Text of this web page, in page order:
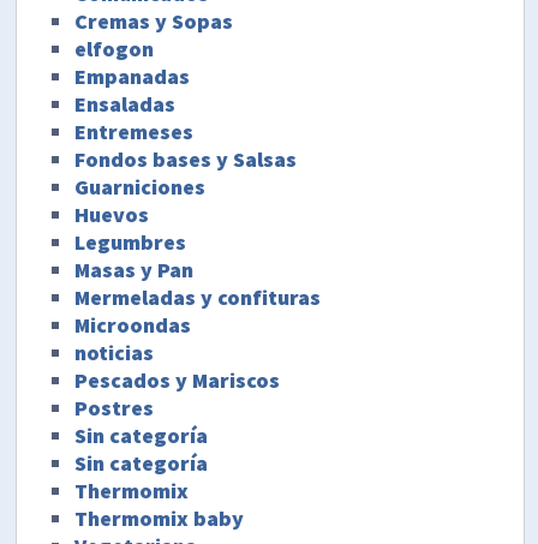
Cremas y Sopas
elfogon
Empanadas
Ensaladas
Entremeses
Fondos bases y Salsas
Guarniciones
Huevos
Legumbres
Masas y Pan
Mermeladas y confituras
Microondas
noticias
Pescados y Mariscos
Postres
Sin categoría
Sin categoría
Thermomix
Thermomix baby